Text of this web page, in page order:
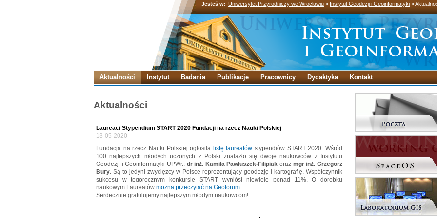
Jesteś w: Uniwersytet Przyrodniczy we Wrocławiu » Instytut Geodezji i Geoinformatyki »
Aktualności Instytut Badania Publikacje Pracownicy Dydaktyka Kontakt
Aktualności
Laureaci Stypendium START 2020 Fundacji na rzecz Nauki Polskiej
13-05-2020
Fundacja na rzecz Nauki Polskiej ogłosiła listę laureatów stypendiów START 2020. Wśród
100 najlepszych młodych uczonych z Polski znalazło się dwoje naukowców z Instytutu
Geodezji i Geoinformatyki UPWr.:dr inż. Kamila Pawłuszek-Filipiak oraz mgr inż. Grzegorz
Bury. Są to jedyni zwycięzcy w Polsce reprezentujący geodezję i kartografię. Współczynnik
sukcesu w tegorocznym konkursie START wyniósł niewiele ponad 11%. O dorobku
naukowym Laureatów można przeczytać na Geoforum.
Serdecznie gratulujemy najlepszym młodym naukowcom!